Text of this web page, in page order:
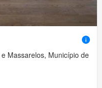
Massarelos, Município de